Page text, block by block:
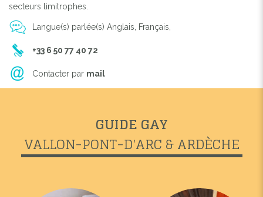
secteurs limitrophes.
Langue(s) parlée(s) Anglais, Français,
+33 6 50 77 40 72
Contacter par mail
GUIDE GAY
VALLON-PONT-D'ARC & ARDÈCHE